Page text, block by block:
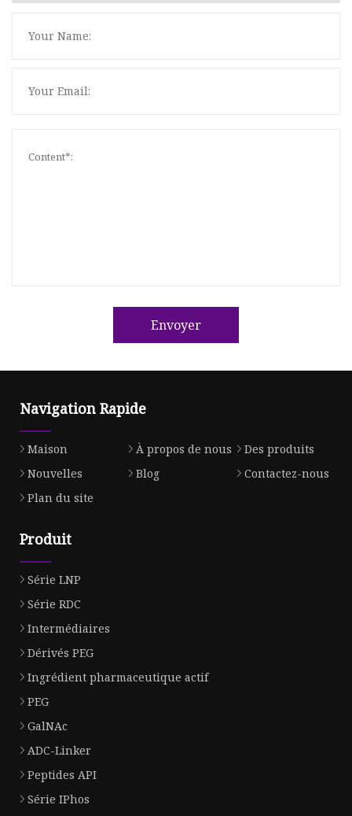
Envoyer
Navigation Rapide
Maison À propos de nous
Des produits
Nouvelles
Blog
Contactez-nous
Plan du site
Produit
Série LNP
Série RDC
Intermédiaires
Dérivés PEG
Ingrédient pharmaceutique actif
PEG
GalNAc
ADC-Linker
Peptides API
Série IPhos